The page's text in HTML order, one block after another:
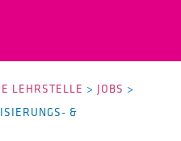
LEHRSTELLE > JOBS >
&